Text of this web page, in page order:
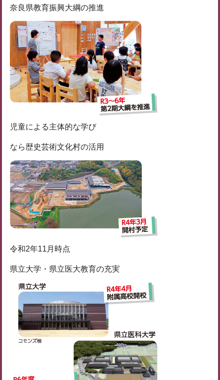
奈良県教育振興大綱の推進
児童による主体的な学び
なら歴史芸術文化村の活用
令和2年11月時点
県立大学・県立医大教育の充実